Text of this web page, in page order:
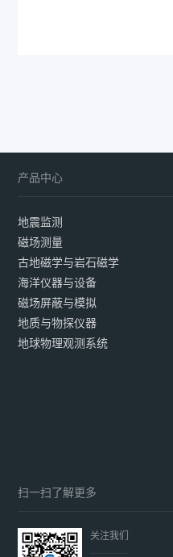
产品中心
地震监测
磁场测量
古地磁学与岩石磁学
海洋仪器与设备
磁场屏蔽与模拟
地质与物探仪器
地球物理观测系统
扫一扫了解更多
关注我们